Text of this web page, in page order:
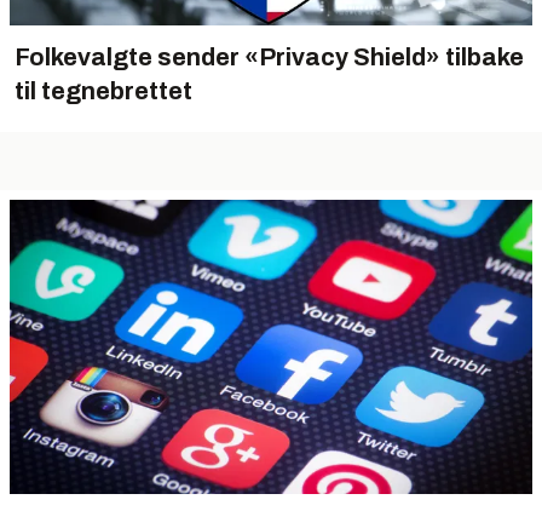
Folkevalgte sender «Privacy Shield» tilbake
til tegnebrettet